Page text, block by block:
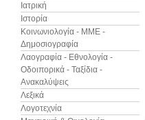
Ιατρική
Ιστορία
Κοινωνιολογία - ΜΜΕ -
Δημοσιογραφία
Λαογραφία - Εθνολογία -
Οδοιπορικά - Ταξίδια -
Ανακαλύψεις
Λεξικά
Λογοτεχνία